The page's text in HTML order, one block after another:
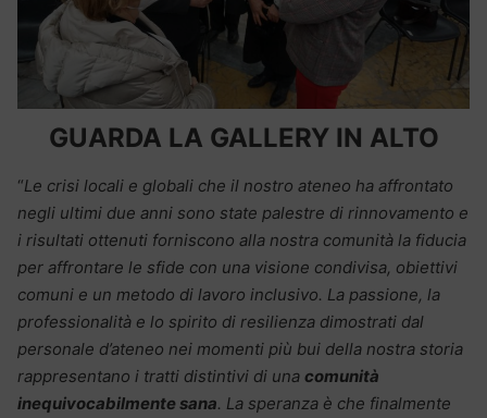
GUARDA LA GALLERY IN ALTO
“Le crisi locali e globali che il nostro ateneo ha affrontato
negli ultimi due anni sono state palestre di rinnovamento e
i risultati ottenuti forniscono alla nostra comunità la fiducia
per affrontare le sfide con una visione condivisa, obiettivi
comuni e un metodo di lavoro inclusivo. La passione, la
professionalità e lo spirito di resilienza dimostrati dal
personale d’ateneo nei momenti più bui della nostra storia
rappresentano i tratti distintivi di una comunità
inequivocabilmente sana. La speranza è che finalmente